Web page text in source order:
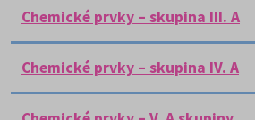
Chemické prvky – skupina III. A
Chemické prvky – skupina IV. A